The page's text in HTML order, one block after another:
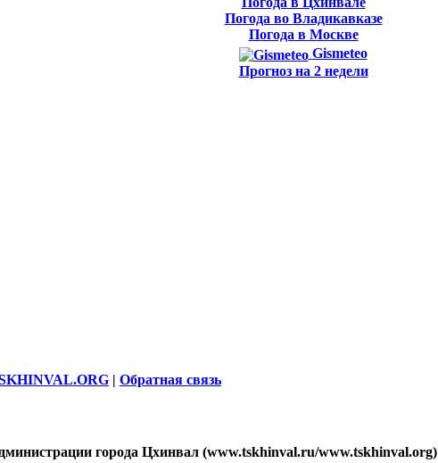
Погода во Владикавказе
Погода в Москве
Gismeteo
Прогноз на 2 недели
| Обратная связь
города Цхинвал (www.tskhinval.ru/www.tskhinval.org)